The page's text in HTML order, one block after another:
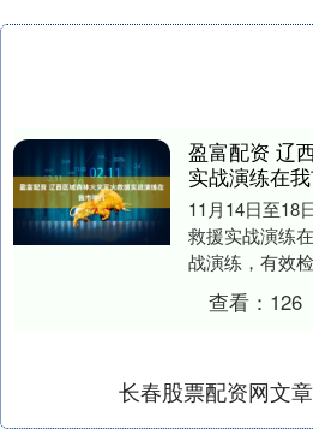
盈富配资 辽
实战演练在
11月14日至18
救援实战演练
战演练，有效
援能力，达到
验，全面提....
查看： 126
长春股票配资网文